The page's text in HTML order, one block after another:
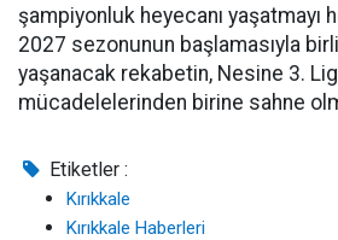
şampiyonluk heyecanı yaşatmayı
2027 sezonunun başlamasıyla
yaşanacak rekabetin, Nesine 3.
mücadelelerinden birine sahne
Etiketler :
Kırıkkale
Kırıkkale Haberleri